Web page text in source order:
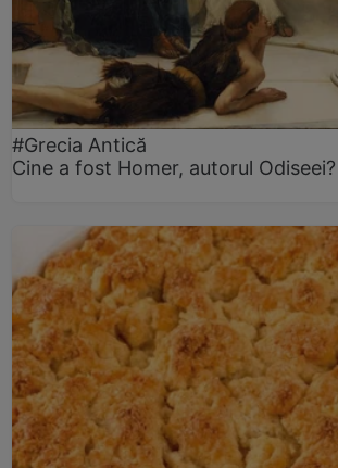
#Grecia Antică
Cine a fost Homer, autorul Odiseei?